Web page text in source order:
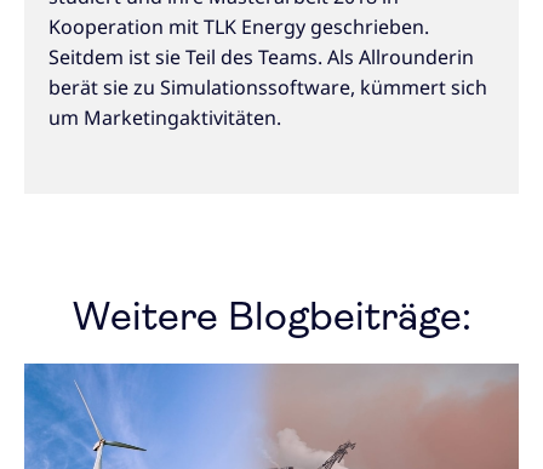
Kooperation mit TLK Energy geschrieben.
Seitdem ist sie Teil des Teams. Als Allrounderin
berät sie zu Simulationssoftware, kümmert sich
um Marketingaktivitäten.
Weitere Blogbeiträge: